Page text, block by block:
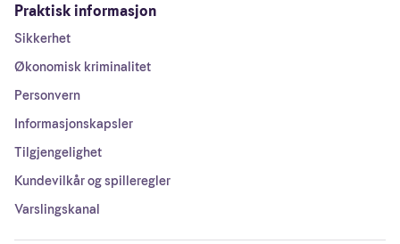
Praktisk informasjon
Sikkerhet
Økonomisk kriminalitet
Personvern
Informasjonskapsler
Tilgjengelighet
Kundevilkår og spilleregler
Varslingskanal